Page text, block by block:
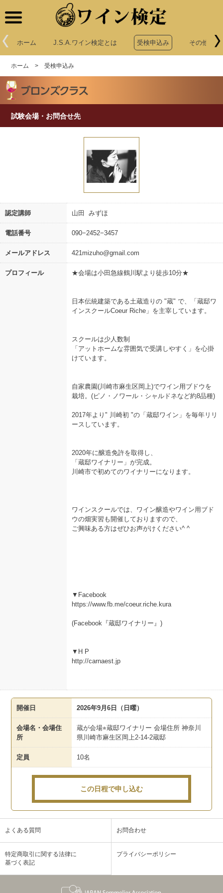
ホーム J.S.A.ワイン検定とは 受検申込み その他申込
ホーム >受検申込み
試験会場・お問合せ先
認定講師 山田 みずほ
電話番号 090−2452−3457
メールアドレス 421mizuho@gmail.com
プロフィール ★会場は小田急線鶴川駅より徒歩10分★
日本伝統建築である土蔵造りの "蔵" で、「蔵邸ワ
インスクールCoeur Riche」を主宰しています。
スクールは少人数制
「アットホームな雰囲気で受講しやすく」を心掛
けています。
自家農園(川崎市麻生区岡上)でワイン用ブドウを
栽培。(ピノ・ノワール・シャルドネなど約8品種)
2017年より" 川崎初 "の「蔵邸ワイン」を毎年リリ
ースしています。
2020年に醸造免許を取得し、
「蔵邸ワイナリー」が完成。
川崎市で初めてのワイナリーになります。
ワインスクールでは、ワイン醸造やワイン用ブド
ウの畑実習も開催しておりますので、
ご興味ある方はぜひお声がけください^ ^
▼Facebook
https://www.fb.me/coeur.riche.kura
(Facebook『蔵邸ワイナリー』)
▼H P
http://carnaest.jp
開催日 2026年9月6日（日曜）
会場名・会場住
所
蔵が会場⭐︎蔵邸ワイナリー 会場住所 神奈川
県川崎市麻生区岡上2-14-2蔵邸
定員 10名
この日程で申し込む
よくある質問 お問合わせ
特定商取引に関する法律に
基づく表記
プライバシーポリシー